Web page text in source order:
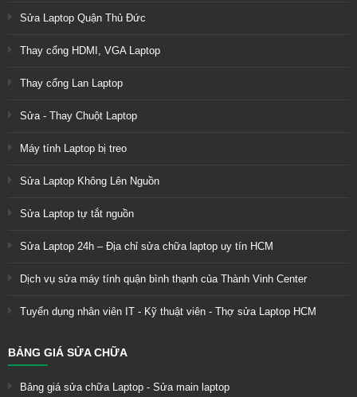
Sửa Laptop Quận Thủ Đức
Thay cổng HDMI, VGA Laptop
Thay cổng Lan Laptop
Sửa - Thay Chuột Laptop
Máy tính Laptop bị treo
Sửa Laptop Không Lên Nguồn
Sửa Laptop tự tắt nguồn
Sửa Laptop 24h – Địa chỉ sửa chữa laptop uy tín HCM
Dịch vụ sửa máy tính quận bình thạnh của Thành Vinh Center
Tuyển dụng nhân viên IT - Kỹ thuật viên - Thợ sửa Laptop HCM
BẢNG GIÁ SỬA CHỮA
Bảng giá sửa chữa Laptop - Sửa main laptop